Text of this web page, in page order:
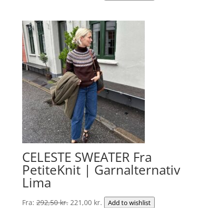
var:
504,75 kr..
er:
423,65 kr..
CELESTE SWEATER Fra
PetiteKnit | Garnalternativ
Lima
Fra:292,50kr. Den
221,00 kr.DenAdd to wishlist